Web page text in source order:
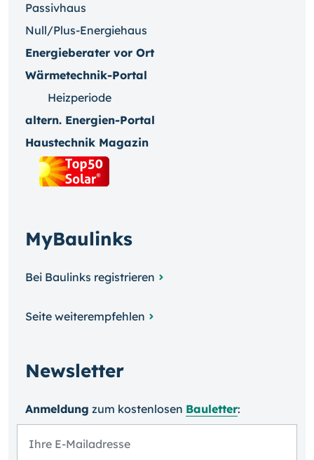
Passivhaus
Null/Plus-Energiehaus
Energieberater vor Ort
Wärmetechnik-Portal
Heizperiode
altern. Energien-Portal
Haustechnik Magazin
MyBaulinks
Bei Baulinks registrieren
Seite weiterempfehlen
Newsletter
Anmeldung zum kosten­losen Bauletter: